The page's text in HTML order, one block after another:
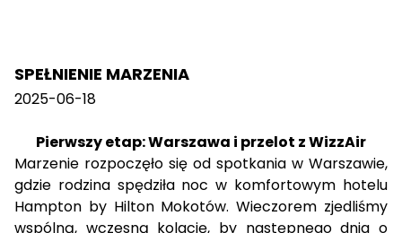
SPEŁNIENIE MARZENIA
2025-06-18
Pierwszy etap: Warszawa i przelot z WizzAir
Marzenie rozpoczęło się od spotkania w Warszawie,
gdzie rodzina spędziła noc w komfortowym hotelu
Hampton by Hilton Mokotów. Wieczorem zjedliśmy
wspólną, wczesną kolację, by następnego dnia o